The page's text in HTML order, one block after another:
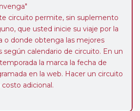
circuito permite, sin suplemento
que usted inicie su viaje por la
o donde obtenga las mejores
según calendario de circuito. En un
la marca la fecha de
en la web. Hacer un circuito
adicional.